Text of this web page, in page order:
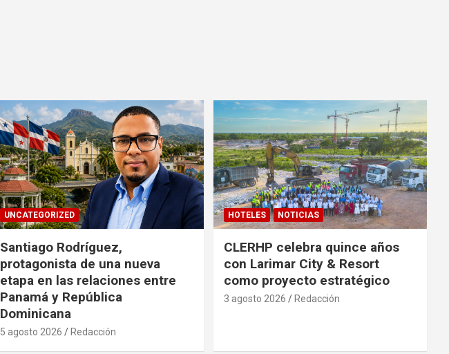
UNCATEGORIZED
Santiago Rodríguez,
protagonista de una nueva
etapa en las relaciones entre
Panamá y República
Dominicana
5 agosto 2026 Redacción
HOTELES NOTICIAS
CLERHP celebra quince años
con Larimar City & Resort
como proyecto estratégico
3 agosto 2026 Redacción